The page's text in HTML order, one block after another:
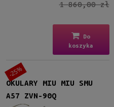
1 860,00 zł
Do
koszyka
OKULARY MIU MIU SMU
A57 ZVN-90Q
-25%